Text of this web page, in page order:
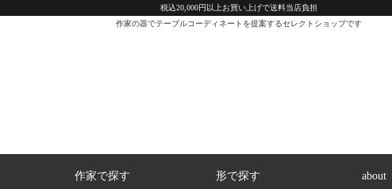
税込20,000円以上お買い上げで送料当店負担
作家の器でテーブルコーディネートを提案するセレクトショップです
作家で探す 形で探す about